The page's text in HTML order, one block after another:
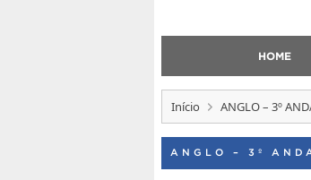
HOME
Início ANGLO – 3º
ANGLO – 3º